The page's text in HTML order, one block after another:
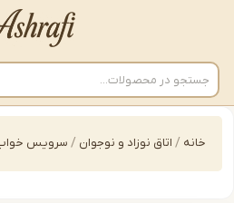
اتاق نوزاد و نوجوان / سرویس خواب کودک /